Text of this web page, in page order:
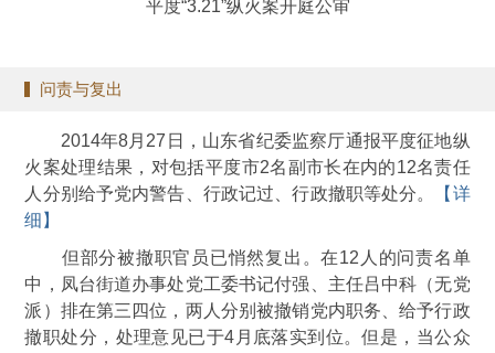
平度“3.21”纵火案开庭公审
问责与复出
2014年8月27日，山东省纪委监察厅通报平度征地纵
火案处理结果，对包括平度市2名副市长在内的12名责任
人分别给予党内警告、行政记过、行政撤职等处分。
【详
细】
但部分被撤职官员已悄然复出。在12人的问责名单
中，凤台街道办事处党工委书记付强、主任吕中科（无党
派）排在第三四位，两人分别被撤销党内职务、给予行政
撤职处分，处理意见已于4月底落实到位。但是，当公众